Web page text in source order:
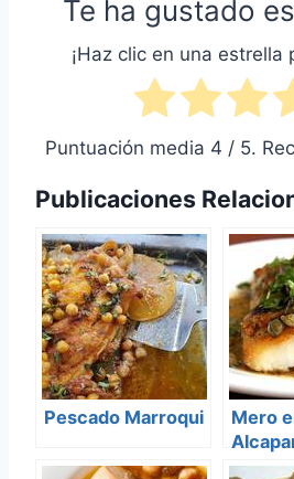
Te ha gustado
¡Haz clic en una estrella
Puntuación media 4 / 5.
Publicaciones
Pescado Marroqui
Mero